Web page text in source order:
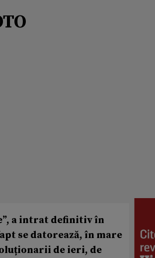
a intrat definitiv în
se datorează, în mare
de ieri, de